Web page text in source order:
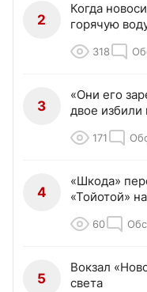
2
Когда
горячую
318
3
«Они его
двое
171
4
«Шкода»
«Тойотой»
60
5
Вокзал
света